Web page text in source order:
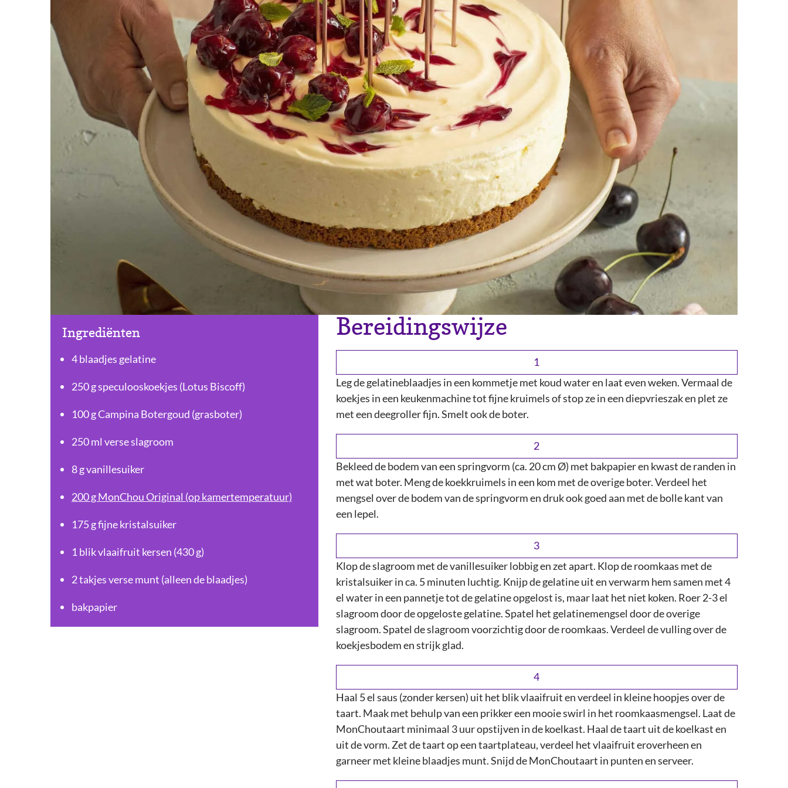
Ingrediënten
4 blaadjes gelatine
250 g speculooskoekjes (Lotus Biscoff)
100 g Campina Botergoud (grasboter)
250 ml verse slagroom
8 g vanillesuiker
200 g MonChou Original (op kamertemperatuur)
175 g fijne kristalsuiker
1 blik vlaaifruit kersen (430 g)
2 takjes verse munt (alleen de blaadjes)
bakpapier
Bereidingswijze
Leg de gelatineblaadjes in een kommetje met koud water en laat even weken. Vermaal de
koekjes in een keukenmachine tot fijne kruimels of stop ze in een diepvrieszak en plet ze
met een deegroller fijn. Smelt ook de boter.
Bekleed de bodem van een springvorm (ca. 20 cm Ø) met bakpapier en kwast de randen in
met wat boter. Meng de koekkruimels in een kom met de overige boter. Verdeel het
mengsel over de bodem van de springvorm en druk ook goed aan met de bolle kant van
een lepel.
Klop de slagroom met de vanillesuiker lobbig en zet apart. Klop de roomkaas met de
kristalsuiker in ca. 5 minuten luchtig. Knijp de gelatine uit en verwarm hem samen met 4
el water in een pannetje tot de gelatine opgelost is, maar laat het niet koken. Roer 2-3 el
slagroom door de opgeloste gelatine. Spatel het gelatinemengsel door de overige
slagroom. Spatel de slagroom voorzichtig door de roomkaas. Verdeel de vulling over de
koekjesbodem en strijk glad.
Haal 5 el saus (zonder kersen) uit het blik vlaaifruit en verdeel in kleine hoopjes over de
taart. Maak met behulp van een prikker een mooie swirl in het roomkaasmengsel. Laat de
MonChoutaart minimaal 3 uur opstijven in de koelkast. Haal de taart uit de koelkast en
uit de vorm. Zet de taart op een taartplateau, verdeel het vlaaifruit eroverheen en
garneer met kleine blaadjes munt. Snijd de MonChoutaart in punten en serveer.
Sluiten